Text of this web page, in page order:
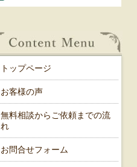
トップページ
お客様の声
無料相談からご依頼までの流
れ
お問合せフォーム